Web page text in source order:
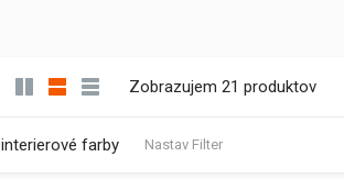
Zobrazujem 21 produktov
interierové farby Nastav Filter